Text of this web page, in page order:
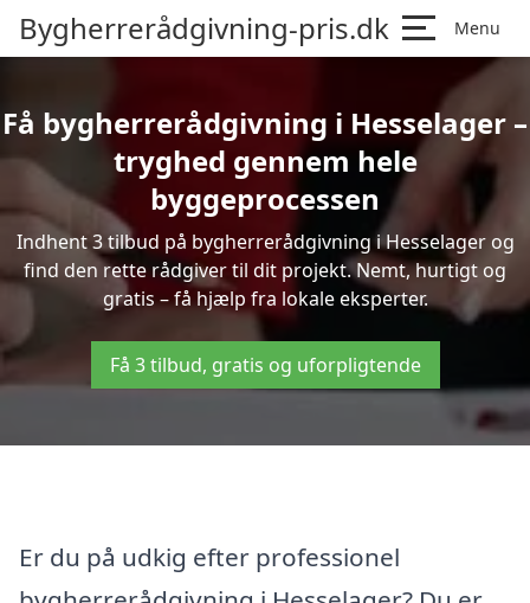
Bygherrerådgivning-pris.dk Menu
Få bygherrerådgivning i Hesselager –
tryghed gennem hele
byggeprocessen
Indhent 3 tilbud på bygherrerådgivning i Hesselager og
find den rette rådgiver til dit projekt. Nemt, hurtigt og
gratis – få hjælp fra lokale eksperter.
Få 3 tilbud, gratis og uforpligtende
Er du på udkig efter professionel